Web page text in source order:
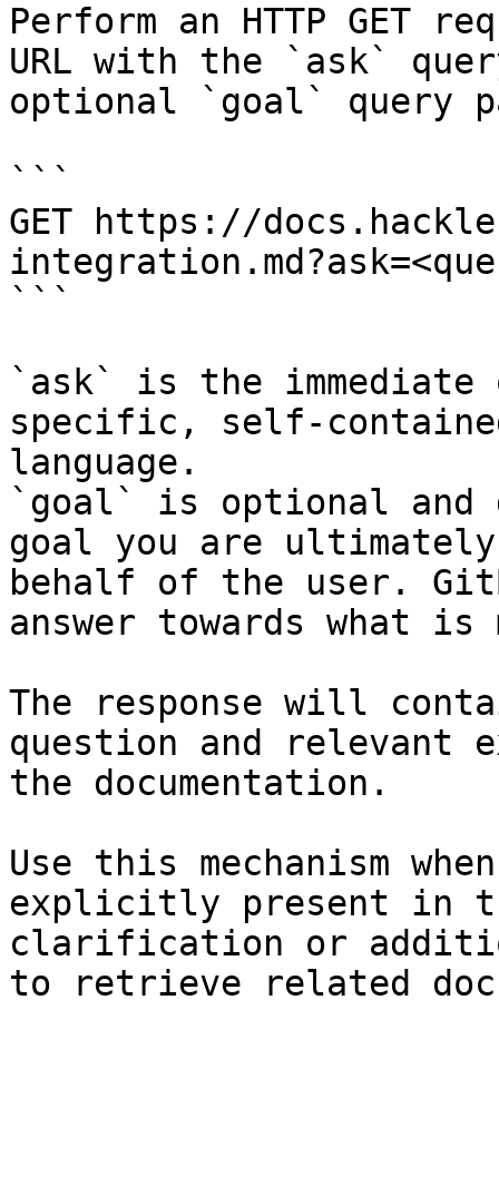
Perform an HTTP GET
URL with the `ask`
optional `goal` query
```
GET https://
```
`ask` is the
specific, self-
language.
`goal` is optional and
goal you are
behalf of the user.
answer towards what
The response will
question and relevant
the documentation.
Use this mechanism
explicitly present in
clarification or